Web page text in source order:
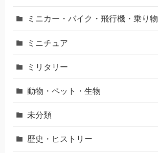
ミニカー・バイク・飛行機・乗り物
ミニチュア
ミリタリー
動物・ペット・生物
未分類
歴史・ヒストリー